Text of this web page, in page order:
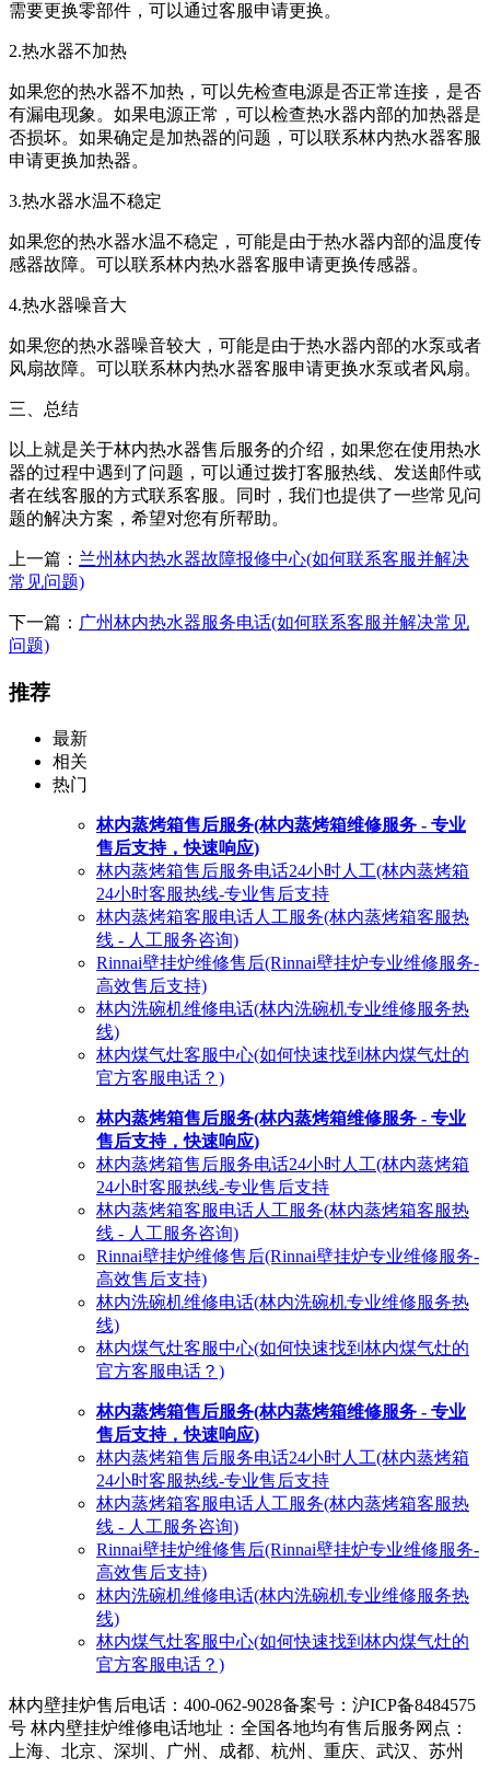
需要更换零部件，可以通过客服申请更换。
2.热水器不加热
如果您的热水器不加热，可以先检查电源是否正常连接，是否
有漏电现象。如果电源正常，可以检查热水器内部的加热器是
否损坏。如果确定是加热器的问题，可以联系林内热水器客服
申请更换加热器。
3.热水器水温不稳定
如果您的热水器水温不稳定，可能是由于热水器内部的温度传
感器故障。可以联系林内热水器客服申请更换传感器。
4.热水器噪音大
如果您的热水器噪音较大，可能是由于热水器内部的水泵或者
风扇故障。可以联系林内热水器客服申请更换水泵或者风扇。
三、总结
以上就是关于林内热水器售后服务的介绍，如果您在使用热水
器的过程中遇到了问题，可以通过拨打客服热线、发送邮件或
者在线客服的方式联系客服。同时，我们也提供了一些常见问
题的解决方案，希望对您有所帮助。
上一篇： 兰州林内热水器故障报修中心(如何联系客服并解决
常见问题)
下一篇： 广州林内热水器服务电话(如何联系客服并解决常见
问题)
推荐
最新
相关
热门
林内蒸烤箱售后服务(林内蒸烤箱维修服务 - 专业
售后支持，快速响应)
林内蒸烤箱售后服务电话24小时人工(林内蒸烤箱
24小时客服热线-专业售后支持
林内蒸烤箱客服电话人工服务(林内蒸烤箱客服热
线 - 人工服务咨询)
Rinnai壁挂炉维修售后(Rinnai壁挂炉专业维修服务-
高效售后支持)
林内洗碗机维修电话(林内洗碗机专业维修服务热
线)
林内煤气灶客服中心(如何快速找到林内煤气灶的
官方客服电话？)
林内蒸烤箱售后服务(林内蒸烤箱维修服务 - 专业
售后支持，快速响应)
林内蒸烤箱售后服务电话24小时人工(林内蒸烤箱
24小时客服热线-专业售后支持
林内蒸烤箱客服电话人工服务(林内蒸烤箱客服热
线 - 人工服务咨询)
Rinnai壁挂炉维修售后(Rinnai壁挂炉专业维修服务-
高效售后支持)
林内洗碗机维修电话(林内洗碗机专业维修服务热
线)
林内煤气灶客服中心(如何快速找到林内煤气灶的
官方客服电话？)
林内蒸烤箱售后服务(林内蒸烤箱维修服务 - 专业
售后支持，快速响应)
林内蒸烤箱售后服务电话24小时人工(林内蒸烤箱
24小时客服热线-专业售后支持
林内蒸烤箱客服电话人工服务(林内蒸烤箱客服热
线 - 人工服务咨询)
Rinnai壁挂炉维修售后(Rinnai壁挂炉专业维修服务-
高效售后支持)
林内洗碗机维修电话(林内洗碗机专业维修服务热
线)
林内煤气灶客服中心(如何快速找到林内煤气灶的
官方客服电话？)
林内壁挂炉售后电话：400-062-9028备案号：沪ICP备8484575
号 林内壁挂炉维修电话地址：全国各地均有售后服务网点：
上海、北京、深圳、广州、成都、杭州、重庆、武汉、苏州